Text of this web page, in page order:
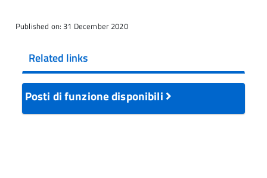
Published on: 31 December 2020
Related links
Posti di funzione disponibili